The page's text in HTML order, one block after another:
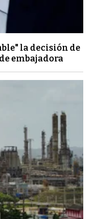
la decisión de
embajadora